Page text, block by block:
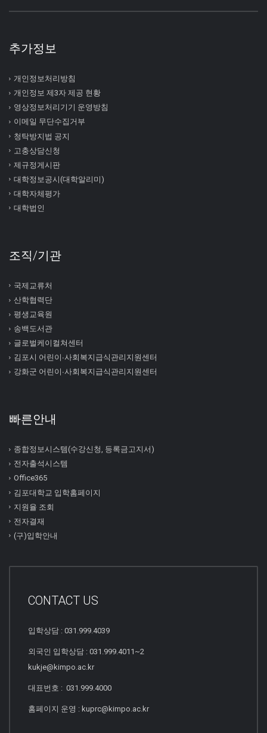
추가정보
개인정보처리방침
개인정보 제3자 제공 현황
영상정보처리기기 운영방침
이메일 무단수집거부
청탁방지법 공지
고충상담신청
제규정게시판
대학정보공시(대학알리미)
대학자체평가
대학법인
조직/기관
국제교류처
산학협력단
평생교육원
송백도서관
글로벌케이컬쳐센터
김포시 어린이∙사회복지급식관리지원센터
강화군 어린이∙사회복지급식관리지원센터
빠른안내
종합정보시스템(수강신청, 등록금고지서)
전자출석시스템
Office365
김포대학교 입학홈페이지
지원율 조회
전자결재
(구)입학안내
CONTACT US
입학상담 : 031.999.4039
외국인 입학상담 : 031.999.4011~2
kukje@kimpo.ac.kr
대표번호 : 031.999.4000
홈페이지 운영 : kuprc@kimpo.ac.kr